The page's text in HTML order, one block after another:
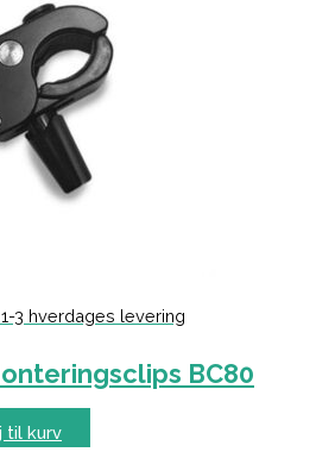
3 hverdages levering
BC80
til kurv